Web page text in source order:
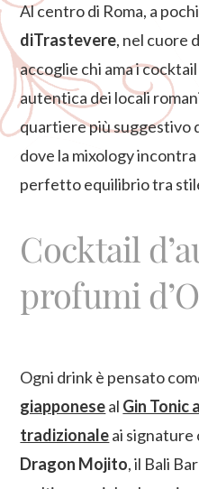
Al centro di Roma, a
diTrastevere, nel cuore
accoglie chi ama i
autentica dei locali
quartiere più suggestivo
dove la mixology
perfetto equilibrio tra
Cocktail
profumi
Ogni drink è pensato
giapponeseal Gin Tonic
tradizionaleai signature
Dragon Mojito, il Bali